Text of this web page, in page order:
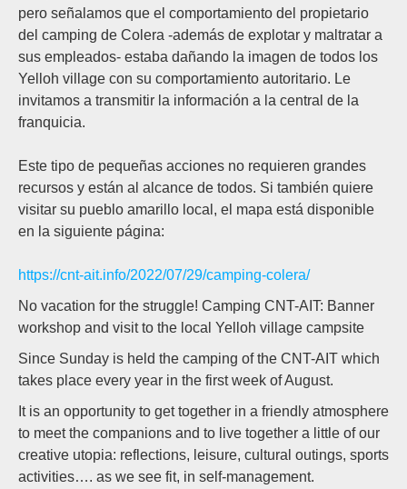
pero señalamos que el comportamiento del propietario
del camping de Colera -además de explotar y maltratar a
sus empleados- estaba dañando la imagen de todos los
Yelloh village con su comportamiento autoritario. Le
invitamos a transmitir la información a la central de la
franquicia.
Este tipo de pequeñas acciones no requieren grandes
recursos y están al alcance de todos. Si también quiere
visitar su pueblo amarillo local, el mapa está disponible
en la siguiente página:
https://cnt-ait.info/2022/07/29/camping-colera/
No vacation for the struggle! Camping CNT-AIT: Banner
workshop and visit to the local Yelloh village campsite
Since Sunday is held the camping of the CNT-AIT which
takes place every year in the first week of August.
It is an opportunity to get together in a friendly atmosphere
to meet the companions and to live together a little of our
creative utopia: reflections, leisure, cultural outings, sports
activities…. as we see fit, in self-management.